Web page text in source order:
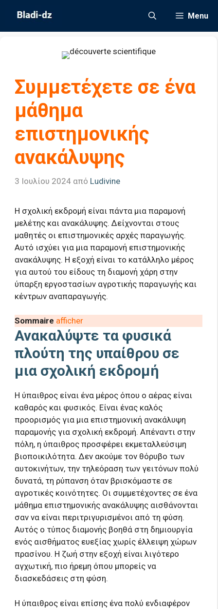
περιεχόμενο
Menu
Συμμετέχετε σε ένα
μάθημα
επιστημονικής
ανακάλυψης
3 Ιουλίου 2024 από Ludivine
Η σχολική εκδρομή είναι πάντα μια παραμονή
μελέτης και ανακάλυψης. Δείχνονται στους
μαθητές οι επιστημονικές αρχές παραγωγής.
Αυτό ισχύει για μια παραμονή επιστημονικής
ανακάλυψης. Η εξοχή είναι το κατάλληλο μέρος
για αυτού του είδους τη διαμονή χάρη στην
ύπαρξη εργοστασίων αγροτικής παραγωγής και
κέντρων αναπαραγωγής.
Sommaire afficher
Ανακαλύψτε τα φυσικά
πλούτη της υπαίθρου σε
μια σχολική εκδρομή
Η ύπαιθρος είναι ένα μέρος όπου ο αέρας είναι
καθαρός και φυσικός. Είναι ένας καλός
προορισμός για μια επιστημονική ανακάλυψη
παραμονής για σχολική εκδρομή. Απέναντι στην
πόλη, η ύπαιθρος προσφέρει εκμεταλλεύσιμη
βιοποικιλότητα. Δεν ακούμε τον θόρυβο των
αυτοκινήτων, την τηλεόραση των γειτόνων πολύ
δυνατά, τη ρύπανση όταν βρισκόμαστε σε
αγροτικές κοινότητες. Οι συμμετέχοντες σε ένα
μάθημα επιστημονικής ανακάλυψης αισθάνονται
σαν να είναι περιτριγυρισμένοι από τη φύση.
Αυτός ο τύπος διαμονής βοηθά στη δημιουργία
ενός αισθήματος ευεξίας χωρίς έλλειψη χώρων
πρασίνου. Η ζωή στην εξοχή είναι λιγότερο
αγχωτική, πιο ήρεμη όπου μπορείς να
διασκεδάσεις στη φύση.
Η ύπαιθρος είναι επίσης ένα πολύ ενδιαφέρον